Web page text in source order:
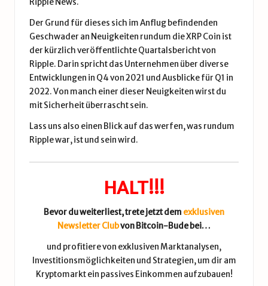
Der Grund für dieses sich im Anflug befindenden
Geschwader an Neuigkeiten rundum dieXRP Coin ist
der kürzlich veröffentlichte Quartalsbericht von
Ripple. Darin spricht das Unternehmen über diverse
Entwicklungen in Q4 von 2021 und Ausblicke für Q1 in
2022. Von manch einer dieser Neuigkeiten wirst du
mit Sicherheit überrascht sein.
Lass uns also einen Blick auf das werfen, was rundum
Ripple war, ist und sein wird.
HALT!!!
Bevor du weiterliest, trete jetzt dem exklusiven
Newsletter Clubvon Bitcoin-Bude bei…
und profitiere von exklusiven Marktanalysen,
Investitionsmöglichkeiten und Strategien, um dir am
Kryptomarkt ein passives Einkommen aufzubauen!